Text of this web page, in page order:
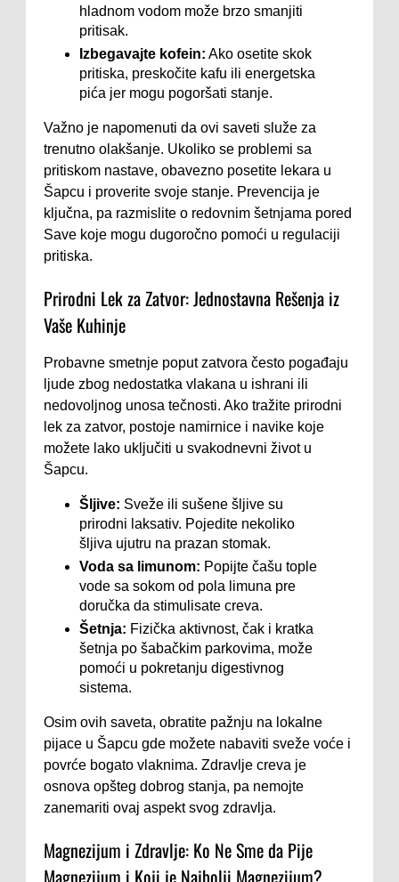
hladnom vodom može brzo smanjiti
pritisak.
Izbegavajte kofein: Ako osetite skok
pritiska, preskočite kafu ili energetska
pića jer mogu pogoršati stanje.
Važno je napomenuti da ovi saveti služe za
trenutno olakšanje. Ukoliko se problemi sa
pritiskom nastave, obavezno posetite lekara u
Šapcu i proverite svoje stanje. Prevencija je
ključna, pa razmislite o redovnim šetnjama pored
Save koje mogu dugoročno pomoći u regulaciji
pritiska.
Prirodni Lek za Zatvor: Jednostavna Rešenja iz
Vaše Kuhinje
Probavne smetnje poput zatvora često pogađaju
ljude zbog nedostatka vlakana u ishrani ili
nedovoljnog unosa tečnosti. Ako tražite prirodni
lek za zatvor, postoje namirnice i navike koje
možete lako uključiti u svakodnevni život u
Šapcu.
Šljive: Sveže ili sušene šljive su
prirodni laksativ. Pojedite nekoliko
šljiva ujutru na prazan stomak.
Voda sa limunom: Popijte čašu tople
vode sa sokom od pola limuna pre
doručka da stimulisate creva.
Šetnja: Fizička aktivnost, čak i kratka
šetnja po šabačkim parkovima, može
pomoći u pokretanju digestivnog
sistema.
Osim ovih saveta, obratite pažnju na lokalne
pijace u Šapcu gde možete nabaviti sveže voće i
povrće bogato vlaknima. Zdravlje creva je
osnova opšteg dobrog stanja, pa nemojte
zanemariti ovaj aspekt svog zdravlja.
Magnezijum i Zdravlje: Ko Ne Sme da Pije
Magnezijum i Koji je Najbolji Magnezijum?